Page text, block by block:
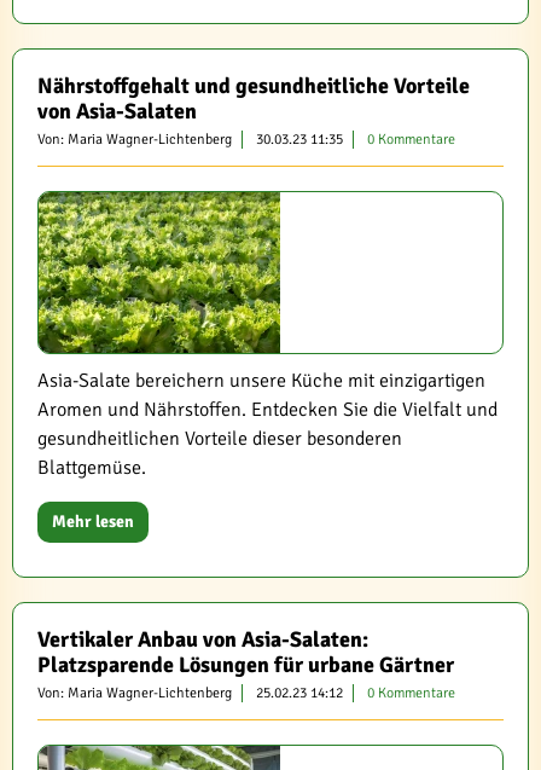
Nährstoffgehalt und gesundheitliche Vorteile
von Asia-Salaten
Von: Maria Wagner-Lichtenberg 30.03.23 11:35 0 Kommentare
Asia-Salate bereichern unsere Küche mit einzigartigen
Aromen und Nährstoffen. Entdecken Sie die Vielfalt und
gesundheitlichen Vorteile dieser besonderen
Blattgemüse.
Mehr lesen
Vertikaler Anbau von Asia-Salaten:
Platzsparende Lösungen für urbane Gärtner
Von: Maria Wagner-Lichtenberg 25.02.23 14:12 0 Kommentare